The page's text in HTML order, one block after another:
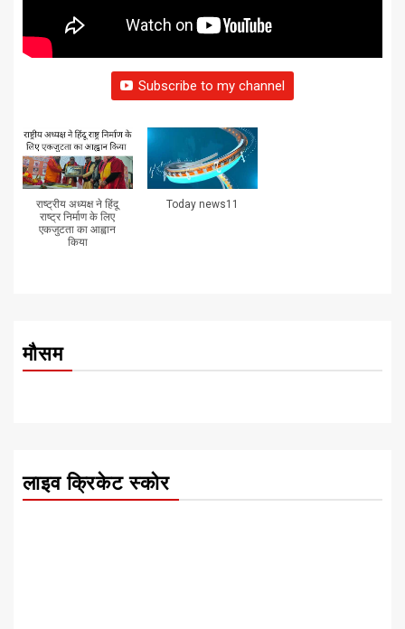
Subscribe to my channel
राष्ट्रीय अध्यक्ष ने हिंदू
राष्ट्र निर्माण के लिए
एकजुटता का आह्वान
किया
Today news11
मौसम
लाइव क्रिकेट स्कोर